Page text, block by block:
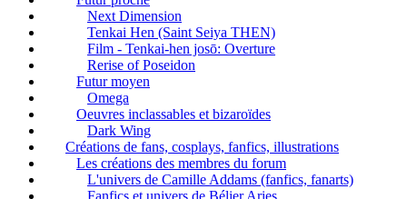
Next Dimension
Tenkai Hen (Saint Seiya THEN)
Film - Tenkai-hen josō: Overture
Rerise of Poseidon
Futur moyen
Omega
Oeuvres inclassables et bizaroïdes
Dark Wing
Créations de fans, cosplays, fanfics, illustrations
Les créations des membres du forum
L'univers de Camille Addams (fanfics, fanarts)
Fanfics et univers de Bélier Aries